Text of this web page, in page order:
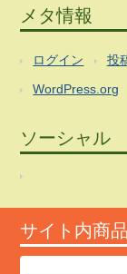
メタ情報
ログイン 投
WordPress.org
ソーシャル
サイト内商